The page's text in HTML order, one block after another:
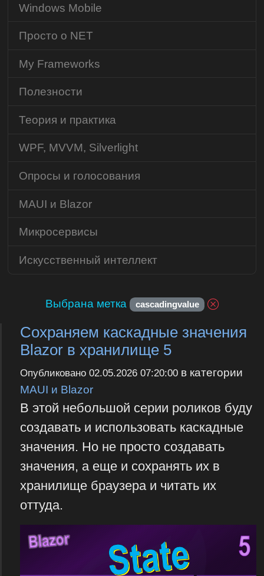
Выбрана метка cascadingvalue
Сохраняем каскадные значения
Blazor в хранилище 5
Опубликовано 02.05.2026 07:20:00в категории
MAUI и Blazor
В этой небольшой серии роликов буду
создавать и использовать каскадные
значения. Но не просто создавать
значения, а еще и сохранять их в
хранилище браузера и читать их
оттуда.
Windows Mobile
Просто о NET
My Frameworks
Полезности
Теория и практика
WPF, MVVM, Silverlight
Опросы и голосования
MAUI и Blazor
Микросервисы
Искусственный интеллект